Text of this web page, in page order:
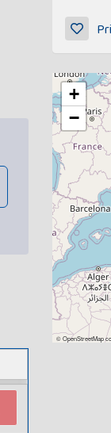
+
−
©OpenStreetMap